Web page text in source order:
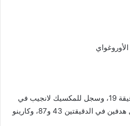
سجل لفرنسا لوران في الدقيقة 19، وسجل للمكسيك لانجيب في
الدقيقة 40، وماشيونو سجل هدفين في الدقيقتين 43 و87، وكارينو